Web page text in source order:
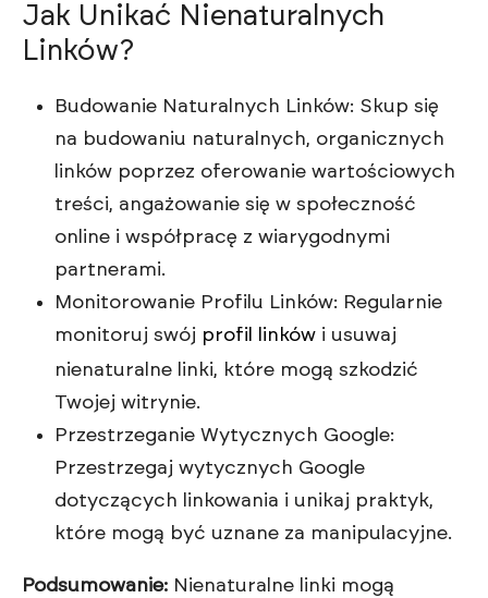
Jak Unikać Nienaturalnych
Linków?
Budowanie Naturalnych Linków: Skup się
na budowaniu naturalnych, organicznych
linków poprzez oferowanie wartościowych
treści, angażowanie się w społeczność
online i współpracę z wiarygodnymi
partnerami.
Monitorowanie Profilu Linków: Regularnie
monitoruj swój profil linków i usuwaj
nienaturalne linki, które mogą szkodzić
Twojej witrynie.
Przestrzeganie Wytycznych Google:
Przestrzegaj wytycznych Google
dotyczących linkowania i unikaj praktyk,
które mogą być uznane za manipulacyjne.
Podsumowanie: Nienaturalne linki mogą